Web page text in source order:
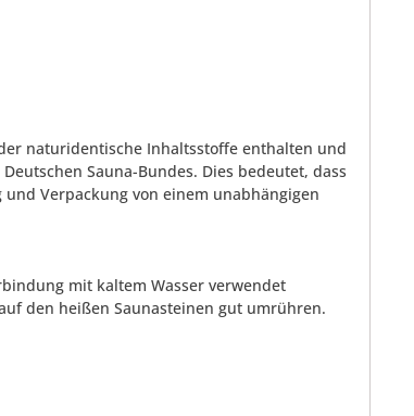
naturidentische Inhaltsstoffe enthalten und
Sauna-Bundes. Dies bedeutet, dass
Verpackung von einem unabhängigen
mit kaltem Wasser verwendet
den heißen Saunasteinen gut umrühren.